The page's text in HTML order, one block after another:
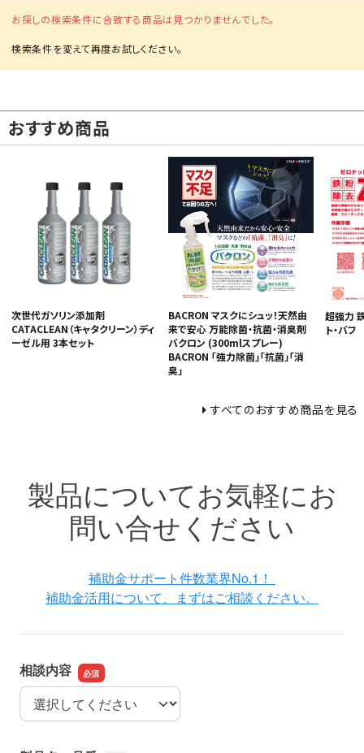
カテゴリから選ぶ
メーカーから選ぶ
ガレージ機器
補助金で購入
お探しの検索条件に合致する商品は見つかりませんでした。
おすすめ商品
次世代ガソリン添加剤
CATACLEAN（キャタクリーン）ディ
ーゼル用 3本セット
BACRON マスクにシュッ！天然由
来で安心 万能除菌・抗菌・消臭剤
バクロン (300mlスプレー)
BACRON 「強力除菌」「抗菌」「消
臭」
超強力
ト・バフ
すべてのおすすめ商品を見る